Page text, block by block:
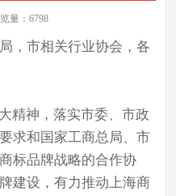
量：6798
，市相关行业协会，各
精神，落实市委、市政
求和国家工商总局、市
标品牌战略的合作协
建设，有力推动上海商